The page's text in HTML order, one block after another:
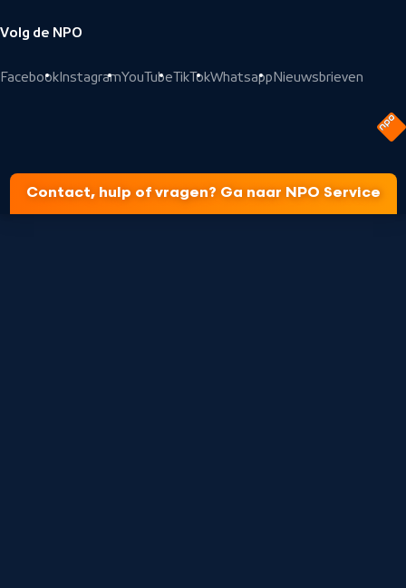
Volg de NPO
Facebook InstagramYouTubeTikTokWhatsapp Nieuwsbrieven
Contact, hulp of vragen? Ga naar NPO Service